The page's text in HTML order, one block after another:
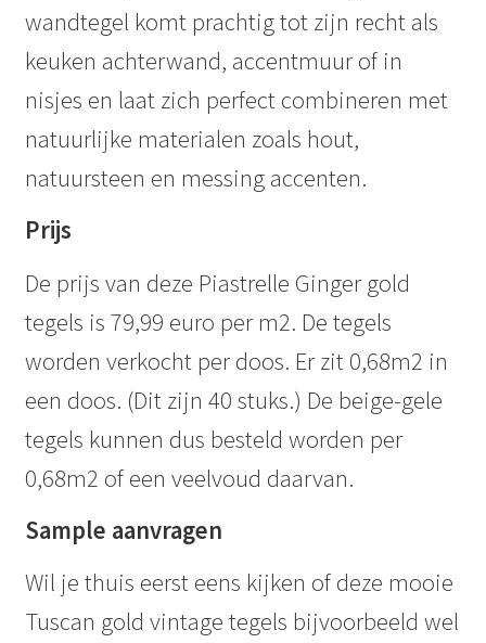
wandtegel komt prachtig tot zijn recht als
keuken achterwand, accentmuur of in
nisjes en laat zich perfect combineren met
natuurlijke materialen zoals hout,
natuursteen en messing accenten.
Prijs
De prijs van deze Piastrelle Ginger gold
tegels is 79,99 euro per m2. De tegels
worden verkocht per doos. Er zit 0,68m2 in
een doos. (Dit zijn 40 stuks.) De beige-gele
tegels kunnen dus besteld worden per
0,68m2 of een veelvoud daarvan.
Sample aanvragen
Wil je thuis eerst eens kijken of deze mooie
Tuscan gold vintage tegels bijvoorbeeld wel